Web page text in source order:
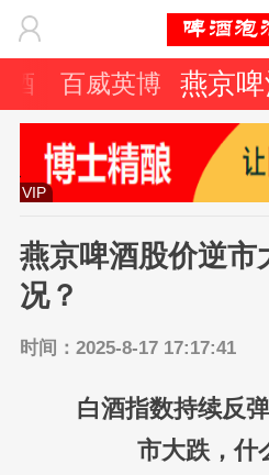
酒 百威英博 燕京
VIP
燕京啤酒股价逆市
况？
时间：2025-8-17 17:17:41
白酒指数持续反
市大跌，什